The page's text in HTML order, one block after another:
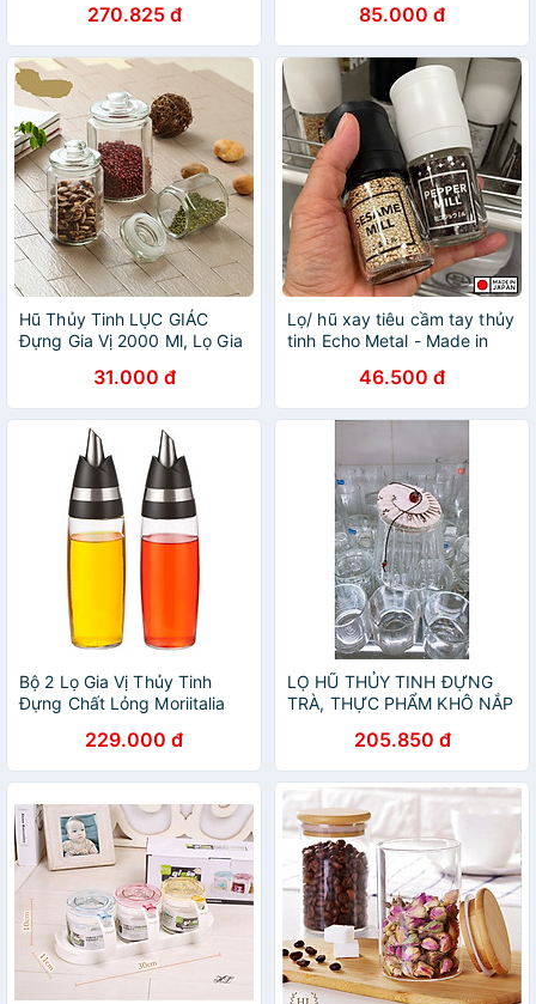
270.825 đ 85.000 đ
Hũ Thủy Tinh LỤC GIÁC
Đựng Gia Vị 2000 Ml, Lọ Gia
Phẩm Khô,Lọ Muối Dưa-
Hàng Loại 1-Chính Hãng
MINIIN
31.000 đ
Lọ/ hũ xay tiêu cầm tay thủy
tinh Echo Metal - Made in
46.500 đ
Bộ 2 Lọ Gia Vị Thủy Tinh
Đựng Chất Lỏng Moriitalia
229.000 đ
LỌ HŨ THỦY TINH ĐỰNG
TRÀ, THỰC PHẨM KHÔ NẮP
205.850 đ